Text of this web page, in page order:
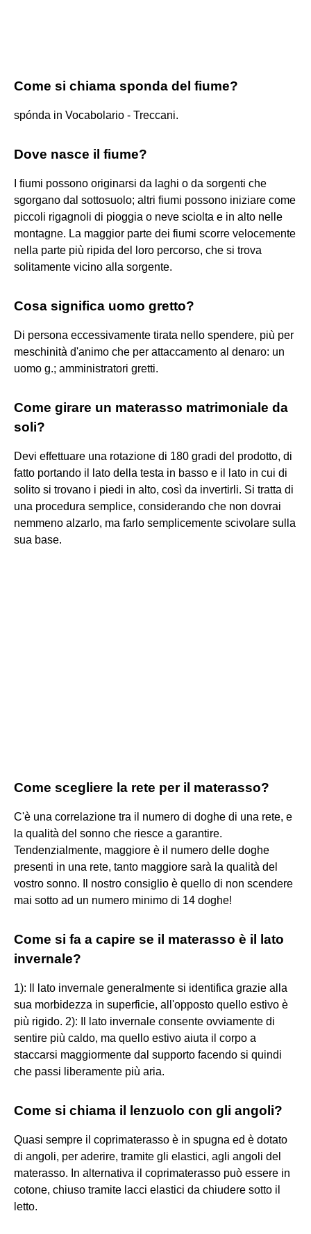
Come si chiama sponda del fiume?
spónda in Vocabolario - Treccani.
Dove nasce il fiume?
I fiumi possono originarsi da laghi o da sorgenti che
sgorgano dal sottosuolo; altri fiumi possono iniziare come
piccoli rigagnoli di pioggia o neve sciolta e in alto nelle
montagne. La maggior parte dei fiumi scorre velocemente
nella parte più ripida del loro percorso, che si trova
solitamente vicino alla sorgente.
Cosa significa uomo gretto?
Di persona eccessivamente tirata nello spendere, più per
meschinità d'animo che per attaccamento al denaro: un
uomo g.; amministratori gretti.
Come girare un materasso matrimoniale da
soli?
Devi effettuare una rotazione di 180 gradi del prodotto, di
fatto portando il lato della testa in basso e il lato in cui di
solito si trovano i piedi in alto, così da invertirli. Si tratta di
una procedura semplice, considerando che non dovrai
nemmeno alzarlo, ma farlo semplicemente scivolare sulla
sua base.
Come scegliere la rete per il materasso?
C'è una correlazione tra il numero di doghe di una rete, e
la qualità del sonno che riesce a garantire.
Tendenzialmente, maggiore è il numero delle doghe
presenti in una rete, tanto maggiore sarà la qualità del
vostro sonno. Il nostro consiglio è quello di non scendere
mai sotto ad un numero minimo di 14 doghe!
Come si fa a capire se il materasso è il lato
invernale?
1): Il lato invernale generalmente si identifica grazie alla
sua morbidezza in superficie, all'opposto quello estivo è
più rigido. 2): Il lato invernale consente ovviamente di
sentire più caldo, ma quello estivo aiuta il corpo a
staccarsi maggiormente dal supporto facendo si quindi
che passi liberamente più aria.
Come si chiama il lenzuolo con gli angoli?
Quasi sempre il coprimaterasso è in spugna ed è dotato
di angoli, per aderire, tramite gli elastici, agli angoli del
materasso. In alternativa il coprimaterasso può essere in
cotone, chiuso tramite lacci elastici da chiudere sotto il
letto.